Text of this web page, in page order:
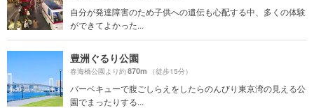
自分が発達障害のため子供への遺伝も心配する中、多くの体験
ができてよかった...
豊洲ぐるり公園
春海橋公園より約870m （徒歩15分）
バーベキューで腹ごしらえをしたらのんびり東京湾の見える公
園でまったりする...